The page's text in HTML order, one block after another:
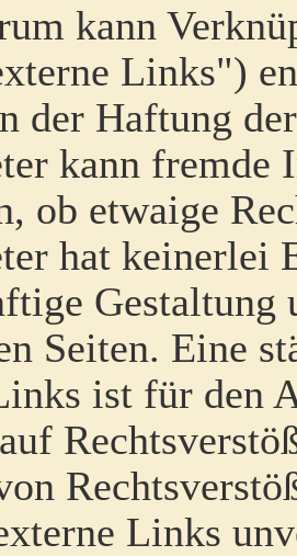
kann
Links")
der Haftung
kann fremde
ob etwaige
hat keinerlei
Gestaltung
Seiten. Eine
ist für den
Links